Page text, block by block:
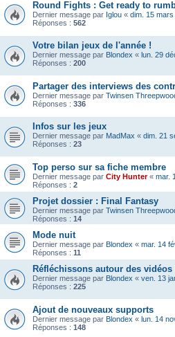
Round Fights : Get ready to
Dernier message par Iglou « dim. 15
Réponses : 562
Votre bilan jeux de l'année !
Dernier message par Blondex « lun. 29
Réponses : 200
Partager des interviews des
Dernier message par Twinsen
Réponses : 336
Infos sur les jeux
Dernier message par MadMax « dim. 21
Réponses : 23
Top perso sur sa fiche membre
Dernier message par City Hunter« mar.
Réponses : 2
Projet dossier : Final Fantasy
Dernier message par Twinsen
Réponses : 14
Mode nuit
Dernier message par Blondex « mar. 14
Réponses : 11
Réfléchissons autour des vidéos
Dernier message par Blondex « ven. 13
Réponses : 225
Ajout de nouveaux supports
Dernier message par Blondex « lun. 14
Réponses : 148